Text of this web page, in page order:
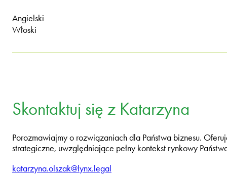
Angielski
Włoski
Skontaktuj się z Katarzyna
Porozmawiajmy o rozwiązaniach dla Państwa biznesu.
strategiczne, uwzględniające pełny kontekst rynkowy
katarzyna.olszak@lynx.legal